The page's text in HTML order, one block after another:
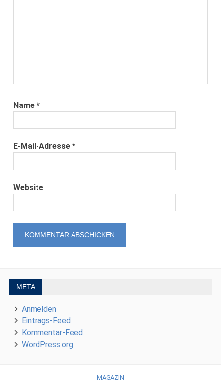
Name*
E-Mail-Adresse*
Website
META
Anmelden
Eintrags-Feed
Kommentar-Feed
WordPress.org
MAGAZIN